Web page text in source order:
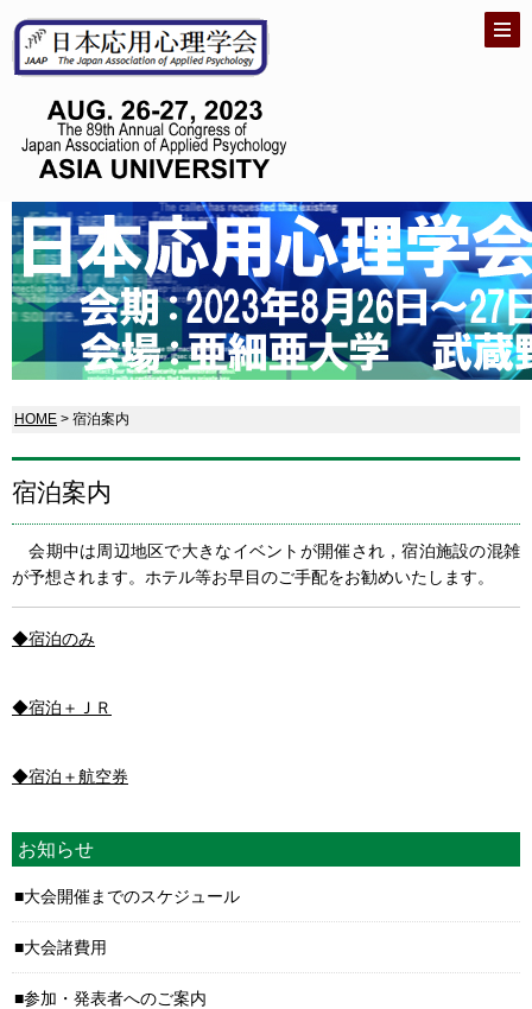
HOME > 宿泊案内
宿泊案内
会期中は周辺地区で大きなイベントが開催され，宿泊施設の混雑
が予想されます。ホテル等お早目のご手配をお勧めいたします。
◆宿泊のみ
◆宿泊＋ＪＲ
◆宿泊＋航空券
お知らせ
大会開催までのスケジュール
大会諸費用
参加・発表者へのご案内